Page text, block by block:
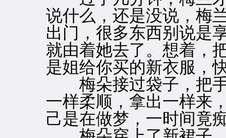
说什么，还是没说，梅
出门，很多东西别说是
就由着她去了。想着，
是姐给你买的新衣服，
梅朵接过袋子，把手
一样柔顺，拿出一样来
己是在做梦，一时间竟